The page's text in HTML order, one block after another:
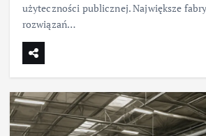
użyteczności publicznej. Największe
rozwiązań…